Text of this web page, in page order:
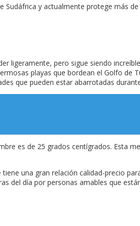
y actualmente protege más
ligeramente, pero sigue siendo
playas que bordean el Golfo
que pueden estar abarrotadas
es de 25 grados centígrados. Esta
una gran relación calidad-precio
del día por personas amables que